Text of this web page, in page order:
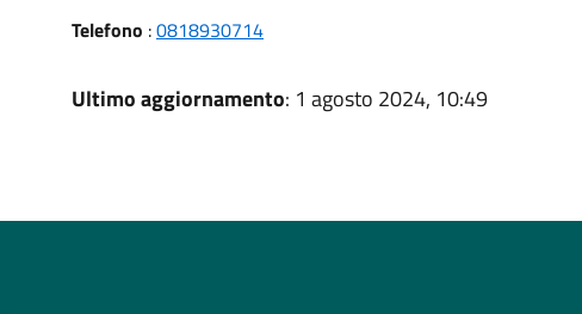
Telefono :0818930714
Ultimo aggiornamento: 1 agosto 2024, 10:49